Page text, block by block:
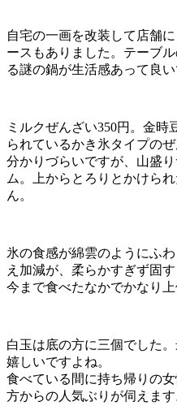
自宅の一画を改装して店舗
ースもありました。テーブ
る謎の鍋が生活感あって良い
ミルクぜんざい350円。金
られているかき氷タイプの
分かりづらいですが、山盛
ム。上からとろりとかけら
ん。
氷の食感が綿雲のようにふ
え加減が、柔らかすぎず固
今まで食べたなかでかなり
白玉は底の方に三個でした
嬉しいですよね。
食べている間に持ち帰りの
方からの人気ぶりが伺えます